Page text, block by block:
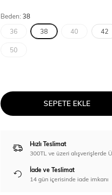
Beden:38
36 38 40 42
50
SEPETE EKLE
Hızlı Teslimat
300TL ve üzeri alışverişlerde
İade ve Teslimat
14 gün içerisinde iade imkanı